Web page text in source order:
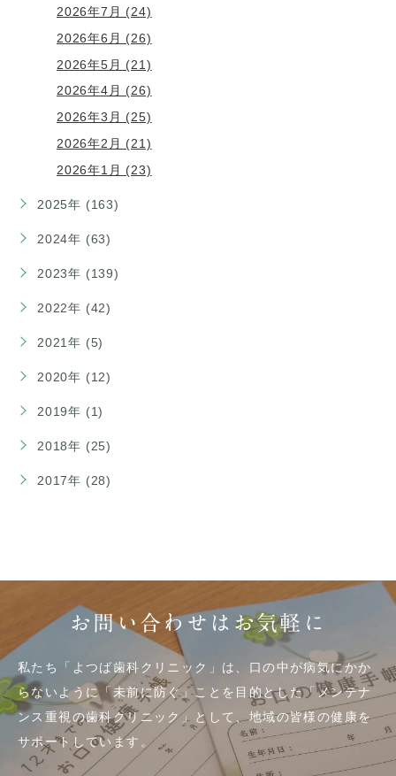
2026年7月 (24)
2026年6月 (26)
2026年5月 (21)
2026年4月 (26)
2026年3月 (25)
2026年2月 (21)
2026年1月 (23)
2025年 (163)
2024年 (63)
2023年 (139)
2022年 (42)
2021年 (5)
2020年 (12)
2019年 (1)
2018年 (25)
2017年 (28)
お問い合わせはお気軽に
私たち「よつば歯科クリニック」は、口の中が病気にかか
らないように「未前に防ぐ」ことを目的とした「メンテナ
ンス重視の歯科クリニック」として、地域の皆様の健康を
サポートしています。